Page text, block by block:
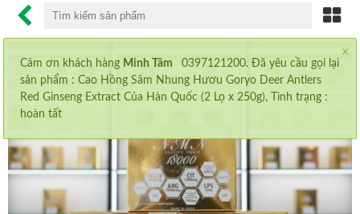
CHỐNG NẮNG
NƯỚC UỐNG COLLAGEN
VIÊN UỐNG GIẢM CÂN
×
Cảm ơn khách hàng Minh Tâm
0397121200. Đã yêu cầu gọi lại
sản phẩm :Cao Hồng Sâm Nhung Hươu Goryo Deer Antlers
Red Ginseng Extract Của Hàn Quốc (2 Lọ x 250g), Tình trạng :
hoàn tất